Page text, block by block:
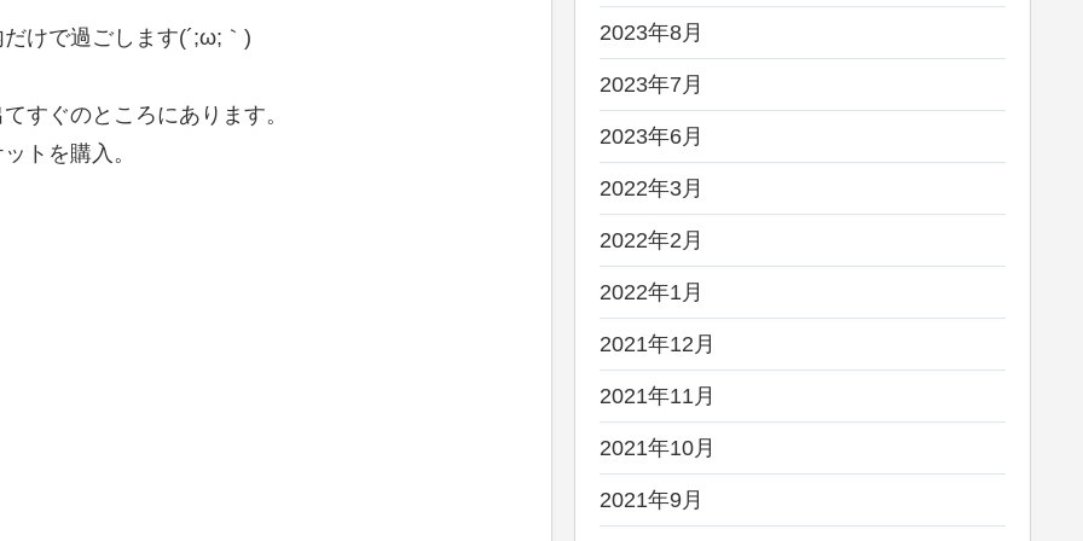
けで過ごします(´;ω;｀)
すぐのところにあります。
トを購入。
2023年8月
2023年7月
2023年6月
2022年3月
2022年2月
2022年1月
2021年12月
2021年11月
2021年10月
2021年9月